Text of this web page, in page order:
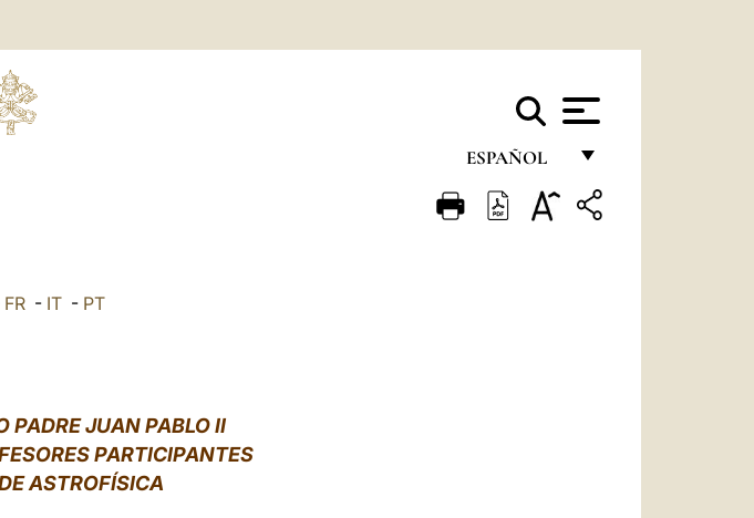
ESPAÑOL
FRANÇAIS
FR- IT- PT
PADRE JUAN PABLO II
PARTICIPANTES
ASTROFÍSICA